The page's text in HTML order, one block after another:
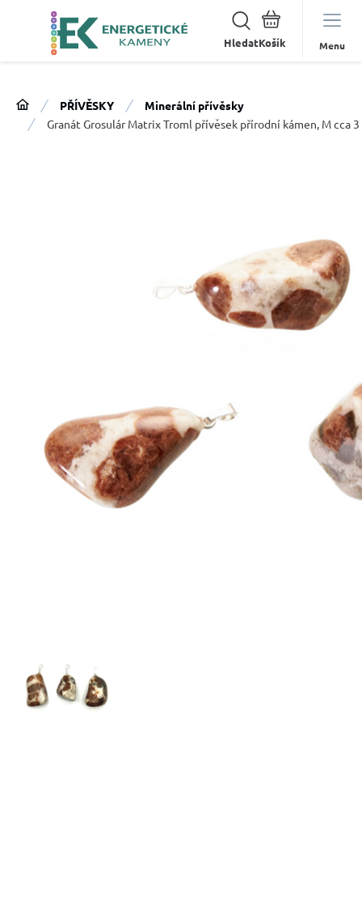
Hledat Menu
PŘÍVĚSKY
Minerální přívěsky
Granát Grosulár Matrix Troml přívěsek přírodní kámen, M cca